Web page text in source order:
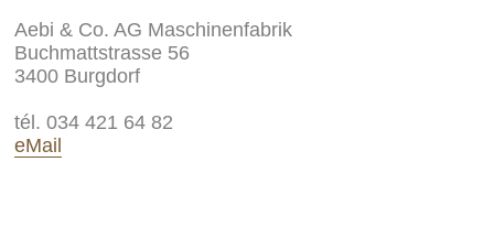
Aebi & Co. AG Maschinenfabrik
Buchmattstrasse 56
3400 Burgdorf
tél. 034 421 64 82
eMail